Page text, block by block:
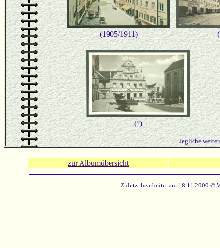
(1905/1911)
(?)
Jegliche
zur Albumübersicht
Zuletzt bearbeitet am 18.11.2000 ©